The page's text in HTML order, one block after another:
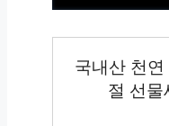
국내산 천연
절 선물